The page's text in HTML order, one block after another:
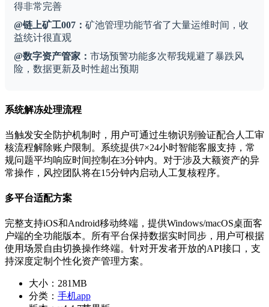
得非常完善
@链上矿工007： 矿池管理功能节省了大量运维时间，收
益统计很直观
@数字资产管家： 市场预警功能多次帮我规避了暴跌风
险，数据更新及时性超出预期
系统解冻处理流程
当触发安全防护机制时，用户可通过生物识别验证配合人工审
核流程解除账户限制。系统提供7×24小时智能客服支持，常
规问题平均响应时间控制在3分钟内。对于涉及大额资产的异
常操作，风控团队将在15分钟内启动人工复核程序。
多平台适配方案
完整支持iOS和Android移动终端，提供Windows/macOS桌面客
户端的全功能版本。所有平台保持数据实时同步，用户可根据
使用场景自由切换操作终端。针对开发者开放的API接口，支
持深度定制个性化资产管理方案。
大小： 281MB
分类： 手机app